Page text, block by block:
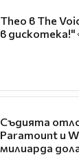
Theo в The
в дискотека!"
Съдията
Paramount и
милиарда